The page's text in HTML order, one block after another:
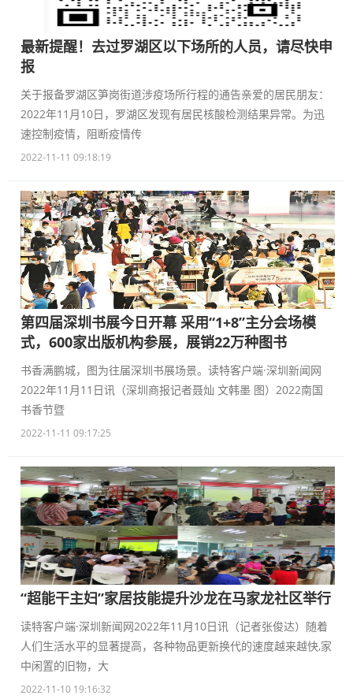
最新提醒！去过罗湖区以下场所的人员，请尽快申
报
关于报备罗湖区笋岗街道涉疫场所行程的通告亲爱的居民朋友：
2022年11月10日，罗湖区发现有居民核酸检测结果异常。为迅
速控制疫情，阻断疫情传
2022-11-11 09:18:19
第四届深圳书展今日开幕 采用“1+8”主分会场模
式，600家出版机构参展，展销22万种图书
书香满鹏城，图为往届深圳书展场景。读特客户端·深圳新闻网
2022年11月11日讯（深圳商报记者聂灿 文韩墨 图）2022南国
书香节暨
2022-11-11 09:17:25
“超能干主妇”家居技能提升沙龙在马家龙社区举行
读特客户端·深圳新闻网2022年11月10日讯（记者张俊达）随着
人们生活水平的显著提高，各种物品更新换代的速度越来越快,家
中闲置的旧物，大
2022-11-10 19:16:32